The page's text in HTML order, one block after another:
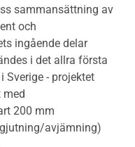
sammansättning av
och
ingående delar
i det allra första
Sverige - projektet
med
200 mm
avjämning)